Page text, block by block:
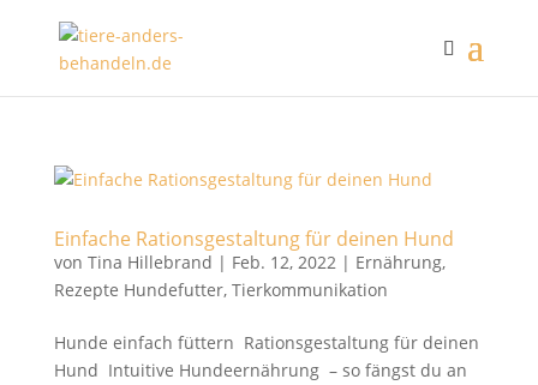
Einfache Rationsgestaltung für deinen Hund
von Tina Hillebrand | Feb. 12, 2022| Ernährung,
Rezepte Hundefutter, Tierkommunikation
Hunde einfach füttern Rationsgestaltung für deinen
Hund Intuitive Hundeernährung – so fängst du an